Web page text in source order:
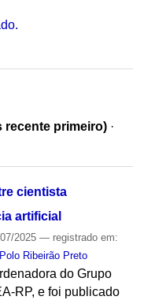
recente primeiro) ·
cientista
artificial
2025 — registrado em:
Polo Ribeirão Preto
do Grupo
RP, e foi publicado